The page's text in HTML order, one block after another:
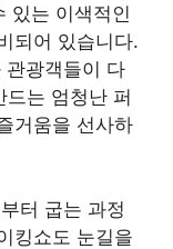
있는 이색적인
되어 있습니다.
관광객들이 다
드는 엄청난 퍼
거움을 선사하
터 굽는 과정
킹쇼도 눈길을